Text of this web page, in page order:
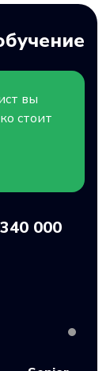
вы
стоит
000